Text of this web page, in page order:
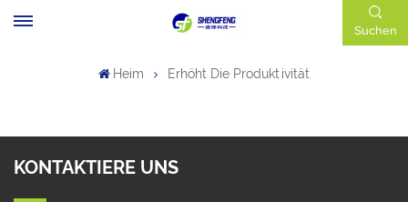
Suchen
Heim Erhöht Die Produktivität
KONTAKTIERE UNS